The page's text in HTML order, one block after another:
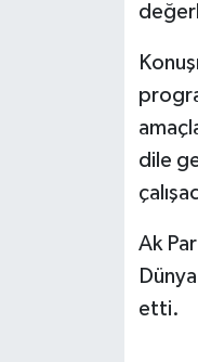
dile
Ak
etti.